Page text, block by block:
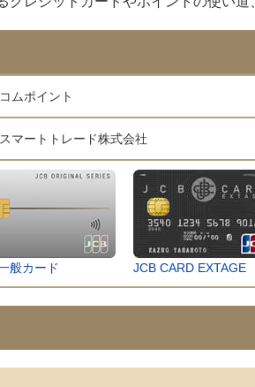
ムポイント
マートトレード株式会社
般カード
JCB CARD EXTAGE